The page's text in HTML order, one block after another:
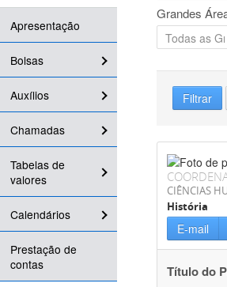
Apresentação
Bolsas
Auxílios
Chamadas
Tabelas de
valores
Calendários
Prestação de
contas
Grandes
Filtrar
CIÊNCIAS
História
E-mail
Título do